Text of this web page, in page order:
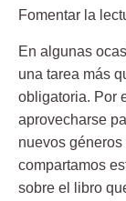
Fomentar la
En algunas
una tarea más
obligatoria. Por
aprovecharse
nuevos
compartamos
sobre el libro